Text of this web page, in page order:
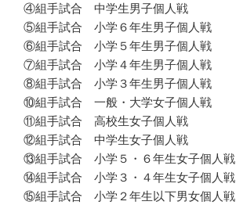
④組手試合 中学生男子個人戦
⑤組手試合 小学６年生男子個人戦
⑥組手試合 小学５年生男子個人戦
⑦組手試合 小学４年生男子個人戦
⑧組手試合 小学３年生男子個人戦
⑩組手試合 一般・大学女子個人戦
⑪組手試合 高校生女子個人戦
⑫組手試合 中学生女子個人戦
⑬組手試合 小学５・６年生女子個人戦
⑭組手試合 小学３・４年生女子個人戦
⑮組手試合 小学２年生以下男女個人戦